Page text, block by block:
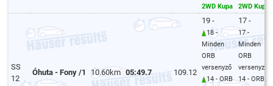
2WD Kupa
2WD Kupa
SS
12
Óhuta - Fony /1 10.60km 05:49.7 109.12
19 -
18 -
Minden
ORB
versenyző
14 - ORB
17 -
17 -
Minden
ORB
versenyző
14 - ORB